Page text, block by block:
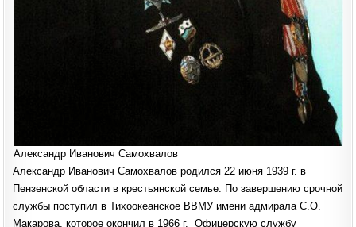
Александр Иванович Самохвалов
Александр Иванович Самохвалов родился 22 июня 1939 г. в
Пензенской области в крестьянской семье. По завершению срочной
службы поступил в Тихоокеанское ВВМУ имени адмирала С.О.
Макарова, которое окончил в 1966 г. Офицерскую службу